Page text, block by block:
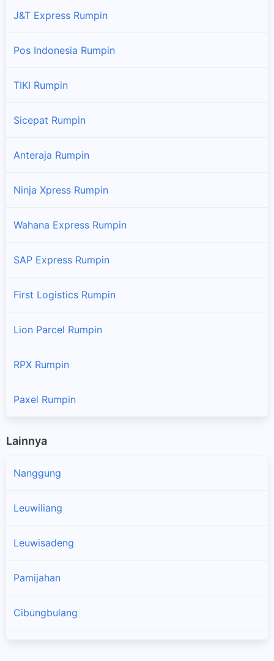
J&T Express Rumpin
Pos Indonesia Rumpin
TIKI Rumpin
Sicepat Rumpin
Anteraja Rumpin
Ninja Xpress Rumpin
Wahana Express Rumpin
SAP Express Rumpin
First Logistics Rumpin
Lion Parcel Rumpin
RPX Rumpin
Paxel Rumpin
Lainnya
Nanggung
Leuwiliang
Leuwisadeng
Pamijahan
Cibungbulang